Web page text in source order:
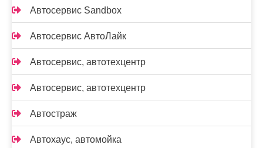
Автосервис Sandbox
Автосервис АвтоЛайк
Автосервис, автотехцентр
Автосервис, автотехцентр
Автостраж
Автохаус, автомойка